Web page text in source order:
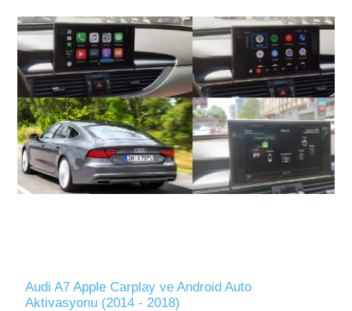
Audi A7 Apple Carplay ve Android Auto
Aktivasyonu (2014 - 2018)